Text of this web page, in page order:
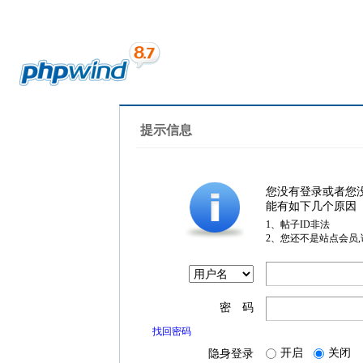
提示信息
您没有登录或者您
能有如下几个原因
1、帖子ID非法
2、您还不是站点会员
密 码
找回密码
隐身登录 开启 关闭